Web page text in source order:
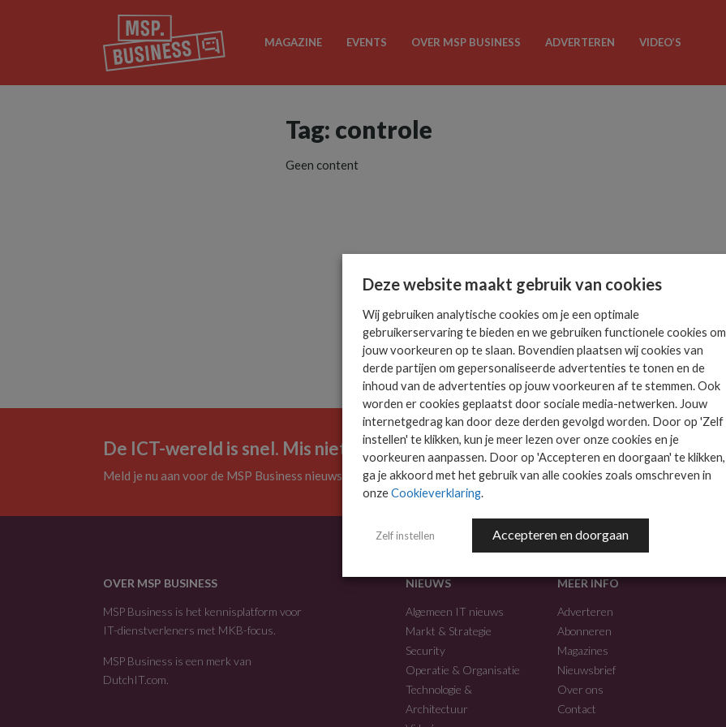
MAGAZINE EVENTS OVER MSP BUSINESS ADVERTEREN VIDEO’S
Tag: controle
Geen content
De ICT-wereld is snel. Mis niets.
Meld je nu aan voor de MSP Business nieuwsbrief.
OVER MSP BUSINESS
MSP Business is het kennisplatform voor
IT-dienstverleners met MKB-focus.
MSP Business is een merk van
DutchIT.com
NIEUWS
Algemeen IT nieuws
Markt & Strategie
Security
Operatie & Organisatie
Technologie &
Architectuur
MEER INFO
Adverteren
Abonneren
Magazines
Nieuwsbrief
Over ons
Contact
Deze website maakt gebruik van cookies
Wij gebruiken analytische cookies om je een optimale
gebruikerservaring te bieden en we gebruiken functionele cookies om
jouw voorkeuren op te slaan. Bovendien plaatsen wij cookies van
derde partijen om gepersonaliseerde advertenties te tonen en de
inhoud van de advertenties op jouw voorkeuren af te stemmen. Ook
worden er cookies geplaatst door sociale media-netwerken. Jouw
internetgedrag kan door deze derden gevolgd worden. Door op 'Zelf
instellen' te klikken, kun je meer lezen over onze cookies en je
voorkeuren aanpassen. Door op 'Accepteren en doorgaan' te klikken,
ga je akkoord met het gebruik van alle cookies zoals omschreven in
onzeCookieverklaring.
Zelf instellen Accepteren en doorgaan